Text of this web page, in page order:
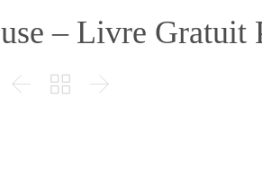
– Livre Gratuit
  